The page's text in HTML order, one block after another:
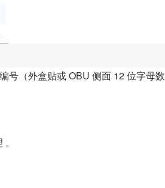
（外盒贴或 OBU 侧面 12 位字母数